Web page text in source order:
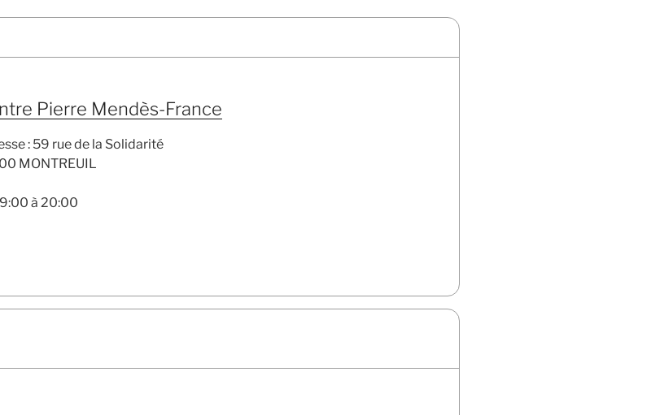
Pierre Mendès-France
: 59 rue de la Solidarité
MONTREUIL
à 20:00